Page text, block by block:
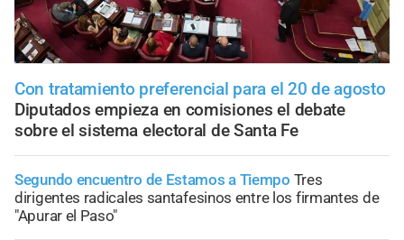
Con tratamiento preferencial para el 20 de agosto
Diputados empieza en comisiones el debate
sobre el sistema electoral de Santa Fe
Segundo encuentro de Estamos a Tiempo Tres
dirigentes radicales santafesinos entre los firmantes de
"Apurar el Paso"